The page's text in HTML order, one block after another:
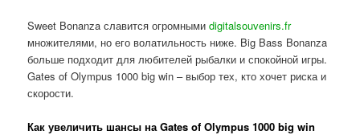
Sweet Bonanza славится огромнымиdigitalsouvenirs.fr
множителями, но его волатильность ниже. Big Bass Bonanza
больше подходит для любителей рыбалки и спокойной игры.
Gates of Olympus 1000 big win – выбор тех, кто хочет риска и
скорости.
Как увеличить шансы на Gates of Olympus 1000 big win